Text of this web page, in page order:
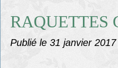
RAQUETTES
Publié le 31 janvier 2017